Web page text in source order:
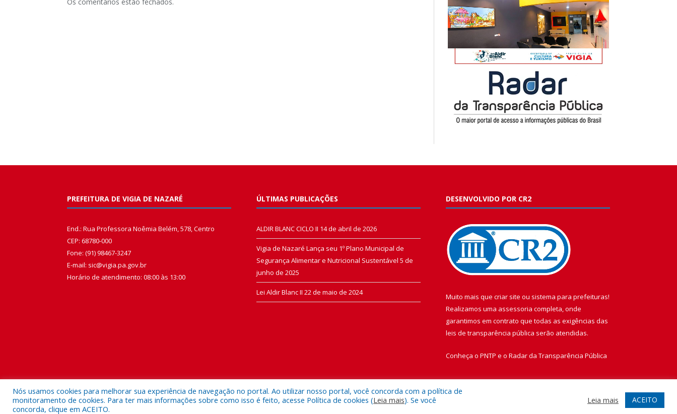
PREFEITURA DE VIGIA DE NAZARÉ
End.: Rua Professora Noêmia Belém, 578, Centro
CEP: 68780-000
Fone: (91) 98467-3247
E-mail: sic@vigia.pa.gov.br
Horário de atendimento: 08:00 às 13:00
ÚLTIMAS PUBLICAÇÕES
ALDIR BLANC CICLO II 14 de abril de 2026
Vigia de Nazaré Lança seu 1º Plano Municipal de
Segurança Alimentar e Nutricional Sustentável 5 de
junho de 2025
Lei Aldir Blanc II 22 de maio de 2024
DESENVOLVIDO POR CR2
Muito mais que criar site ou sistema para prefeituras!
Realizamos uma assessoria completa, onde
garantimos em contrato que todas as exigências das
leis de transparência pública serão atendidas.
Conheça o PNTP e o Radar da Transparência Pública
Todos os direitos reservados a Prefeitura Municipal de Vigia de Nazaré.
Nós usamos cookies para melhorar sua experiência de navegação no portal. Ao utilizar nosso portal, você concorda com a política de
monitoramento de cookies. Para ter mais informações sobre como isso é feito, acesse Política de cookies (Leia mais). Se você
concorda, clique em ACEITO.
Leia mais ACEITO